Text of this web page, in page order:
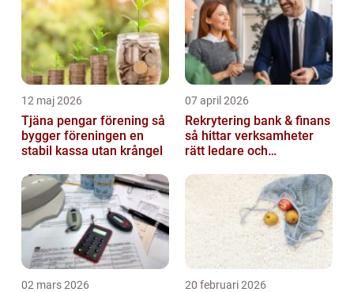
och utbildningar inom...
12 maj 2026
Tjäna pengar förening så
bygger föreningen en
stabil kassa utan krångel
07 april 2026
Rekrytering bank & finans
så hittar verksamheter
rätt ledare och
02 mars 2026 20 februari 2026